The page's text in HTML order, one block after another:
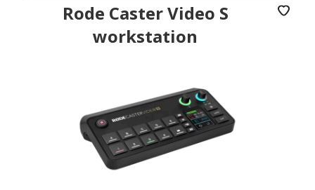
Rode Caster Video S
workstation